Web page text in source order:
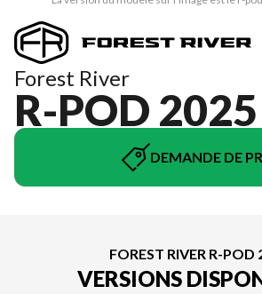
Forest River
R-POD 2025
DEMANDE DE
FOREST RIVER R-POD
VERSIONS